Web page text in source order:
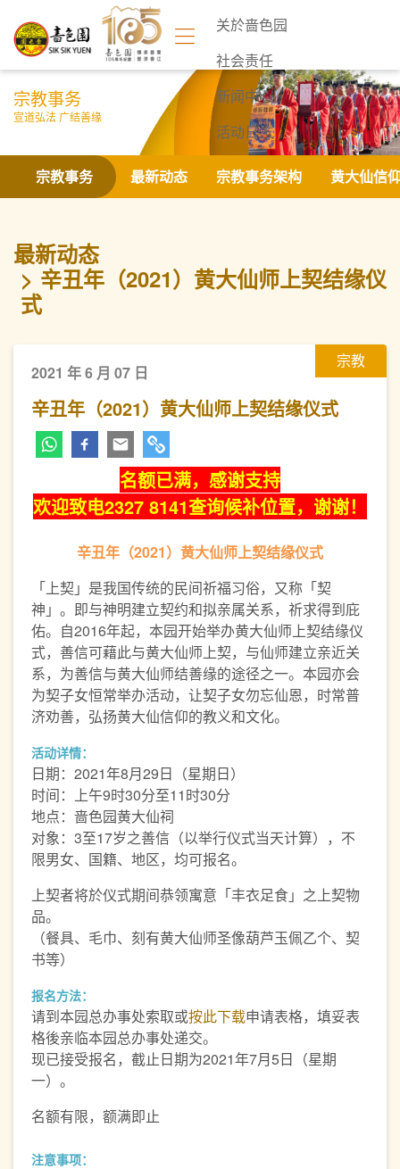
关於啬色园
社会责任
新闻中心
活动日志
联络我们
宗教事务
宣道弘法 广结善缘
宗教事务 最新动态 宗教事务架构 黄大仙信
最新动态
辛丑年（2021）黄大仙师上契结缘仪
式
宗教
2021 年 6 月 07 日
辛丑年（2021）黄大仙师上契结缘仪式
名额已满，感谢支持
欢迎致电2327 8141查询候补位置，谢谢！
辛丑年（2021）黄大仙师上契结缘仪式
「上契」是我国传统的民间祈福习俗，又称「契
神」。即与神明建立契约和拟亲属关系，祈求得到庇
佑。自2016年起，本园开始举办黄大仙师上契结缘仪
式，善信可藉此与黄大仙师上契，与仙师建立亲近关
系，为善信与黄大仙师结善缘的途径之一。本园亦会
为契子女恒常举办活动，让契子女勿忘仙恩，时常普
济劝善，弘扬黄大仙信仰的教义和文化。
活动详情：
日期：2021年8月29日（星期日）
时间：上午9时30分至11时30分
地点：啬色园黄大仙祠
对象：3至17岁之善信（以举行仪式当天计算），不
限男女、国籍、地区，均可报名。
上契者将於仪式期间恭领寓意「丰衣足食」之上契物
品。
（餐具、毛巾、刻有黄大仙师圣像葫芦玉佩乙个、契
书等）
报名方法：
请到本园总办事处索取或按此下载申请表格，填妥表
格後亲临本园总办事处递交。
现已接受报名，截止日期为2021年7月5日（星期
一）。
名额有限，额满即止
注意事项：